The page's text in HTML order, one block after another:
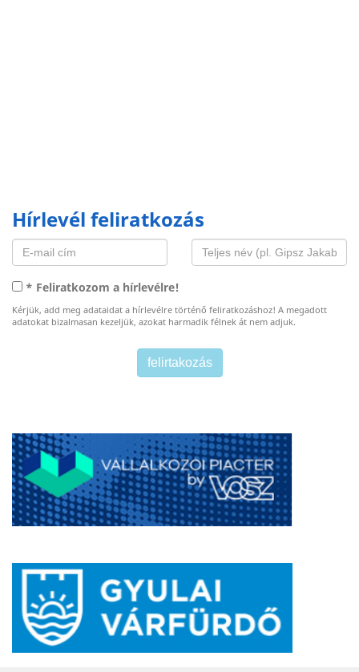
Hírlevél feliratkozás
* Feliratkozom a hírlevélre!
Kérjük, add meg adataidat a hírlevélre történő feliratkozáshoz! A megadott
adatokat bizalmasan kezeljük, azokat harmadik félnek át nem adjuk.